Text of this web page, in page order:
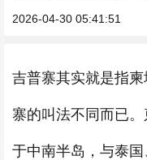
2026-04-30 05:41:51
吉普寨其实就是指
寨的叫法不同而已
于中南半岛，与泰